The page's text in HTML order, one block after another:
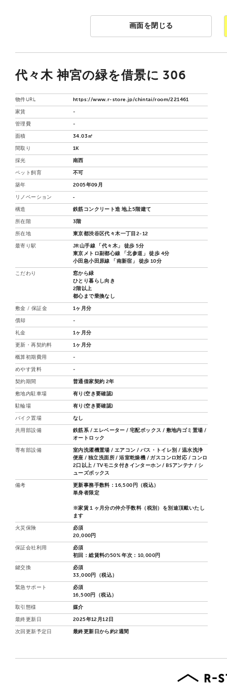
画面を閉じる
代々木 神宮の緑を借景に 306
物件URL https://www.r-store.jp/chintai/room/221461
家賃 -
管理費 -
面積 34.03㎡
間取り 1K
採光 南西
ペット飼育 不可
築年 2005年09月
リノベーション ‐
構造 鉄筋コンクリート造 地上5階建て
所在階 3階
所在地 東京都渋谷区代々木一丁目2-12
最寄り駅
JR山手線 「代々木」 徒歩 5分
東京メトロ副都心線 「北参道」 徒歩 4分
小田急小田原線 「南新宿」 徒歩 10分
こだわり
窓から緑
ひとり暮らし向き
2階以上
都心まで乗換なし
敷金 / 保証金 1ヶ月分
償却 -
礼金 1ヶ月分
更新・再契約料 1ヶ月分
概算初期費用 -
めやす賃料 -
契約期間 普通借家契約 2年
敷地内駐車場 有り(空き要確認)
駐輪場 有り(空き要確認)
バイク置場 なし
共用部設備
鉄筋系 / エレベーター / 宅配ボックス / 敷地内ゴミ置場 /
オートロック
専有部設備
室内洗濯機置場 / エアコン / バス・トイレ別 / 温水洗浄
便座 / 独立洗面所 / 浴室乾燥機 / ガスコンロ対応 / コンロ
2口以上 / TVモニタ付きインターホン / BSアンテナ / シ
ューズボックス
備考
更新事務手数料：16,500円（税込）
単身者限定
※家賃１ヶ月分の仲介手数料（税別）を別途頂戴いたし
ます
火災保険
必須
20,000円
保証会社利用
必須
初回：総賃料の50% 年次：10,000円
鍵交換
必須
33,000円（税込）
緊急サポート
必須
16,500円（税込）
取引態様 媒介
最終更新日 2025年12月12日
次回更新予定日 最終更新日から約2週間